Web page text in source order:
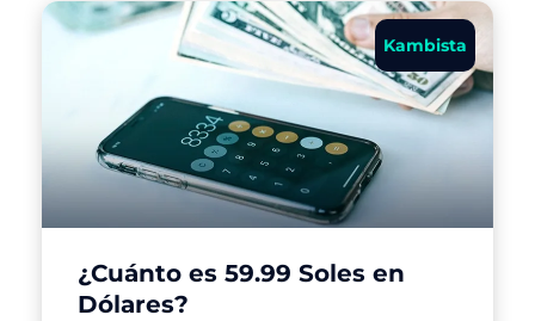
Kambista
¿Cuánto es 59.99 Soles en
Dólares?